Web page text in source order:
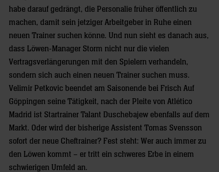
habe darauf gedrängt, die Personalie früher öffentlich zu
machen, damit sein jetziger Arbeitgeber in Ruhe einen
neuen Trainer suchen könne. Und nun sieht es danach aus,
dass Löwen-Manager Storm nicht nur die vielen
Vertragsverlängerungen mit den Spielern verhandeln,
sondern sich auch einen neuen Trainer suchen muss.
Velimir Petkovic beendet am Saisonende bei Frisch Auf
Göppingen seine Tätigkeit, nach der Pleite von Atlético
Madrid ist Startrainer Talant Duschebajew ebenfalls auf dem
Markt. Oder wird der bisherige Assistent Tomas Svensson
sofort der neue Cheftrainer? Fest steht: Wer auch immer zu
den Löwen kommt – er tritt ein schweres Erbe in einem
schwierigen Umfeld an.